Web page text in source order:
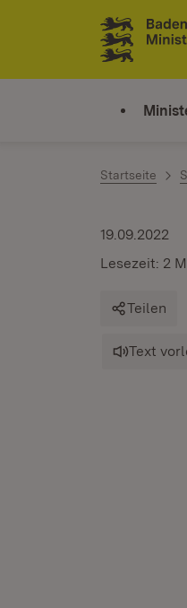
Zum Inhalt
Link zur
Startseite
19.09.2022
Lesezeit: 2
Teilen
Text